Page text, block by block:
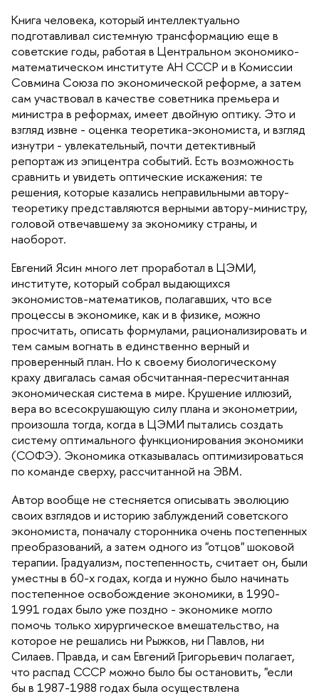
Книга человека, который интеллектуально
подготавливал системную трансформацию еще
советские годы, работая в Центральном экономико-
математическом институте АН СССР и в Комиссии
Совмина Союза по экономической реформе, а затем
сам участвовал в качестве советника премьера и
министра в реформах, имеет двойную оптику. Это и
згляд извне - оценка теоретика-экономиста, и взгляд
изнутри - увлекательный, почти детективный
репортаж из эпицентра событий. Есть возможность
сравнить и увидеть оптические искажения: те
решения, которые казались неправильными автору-
теоретику представляются верными автору-министру,
оловой отвечавшему за экономику страны, и
наоборот.
Евгений Ясин много лет проработал в ЦЭМИ,
институте, который собрал выдающихся
экономистов-математиков, полагавших, что все
процессы в экономике, как и в физике, можно
просчитать, описать формулами, рационализировать и
тем самым вогнать в единственно верный и
проверенный план. Но к своему биологическому
краху двигалась самая обсчитанная-пересчитанная
экономическая система в мире. Крушение иллюзий,
ера во всесокрушающую силу плана и эконометрии,
произошла тогда, когда в ЦЭМИ пытались создать
систему оптимального функционирования экономики
(СОФЭ). Экономика отказывалась оптимизироваться
по команде сверху, рассчитанной на ЭВМ.
Автор вообще не стесняется описывать эволюцию
своих взглядов и историю заблуждений советского
экономиста, поначалу сторонника очень постепенных
преобразований, а затем одного из "отцов" шоковой
терапии. Градуализм, постепенность, считает он, были
уместны в 60-х годах, когда и нужно было начинать
постепенное освобождение экономики, в 1990-
1991 годах было уже поздно - экономике могло
помочь только хирургическое вмешательство, на
которое не решались ни Рыжков, ни Павлов, ни
Силаев. Правда, и сам Евгений Григорьевич полагает,
что распад СССР можно было бы остановить, "если
ы в 1987-1988 годах была осуществлена